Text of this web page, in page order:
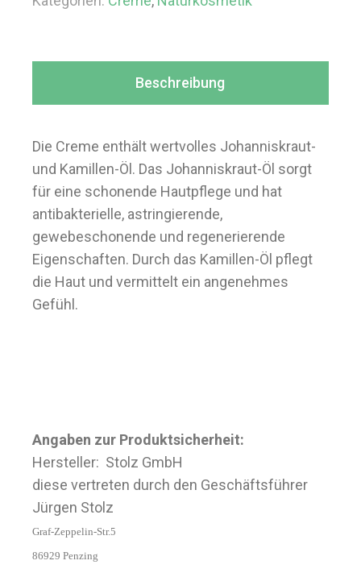
Beschreibung
Die Creme enthält wertvolles Johanniskraut-
und Kamillen-Öl. Das Johanniskraut-Öl sorgt
für eine schonende Hautpflege und hat
antibakterielle, astringierende,
gewebeschonende und regenerierende
Eigenschaften. Durch das Kamillen-Öl pflegt
die Haut und vermittelt ein angenehmes
Gefühl.
Angaben zur Produktsicherheit:
Hersteller: Stolz GmbH
diese vertreten durch den Geschäftsführer
Jürgen Stolz
Graf-Zeppelin-Str.5
86929 Penzing